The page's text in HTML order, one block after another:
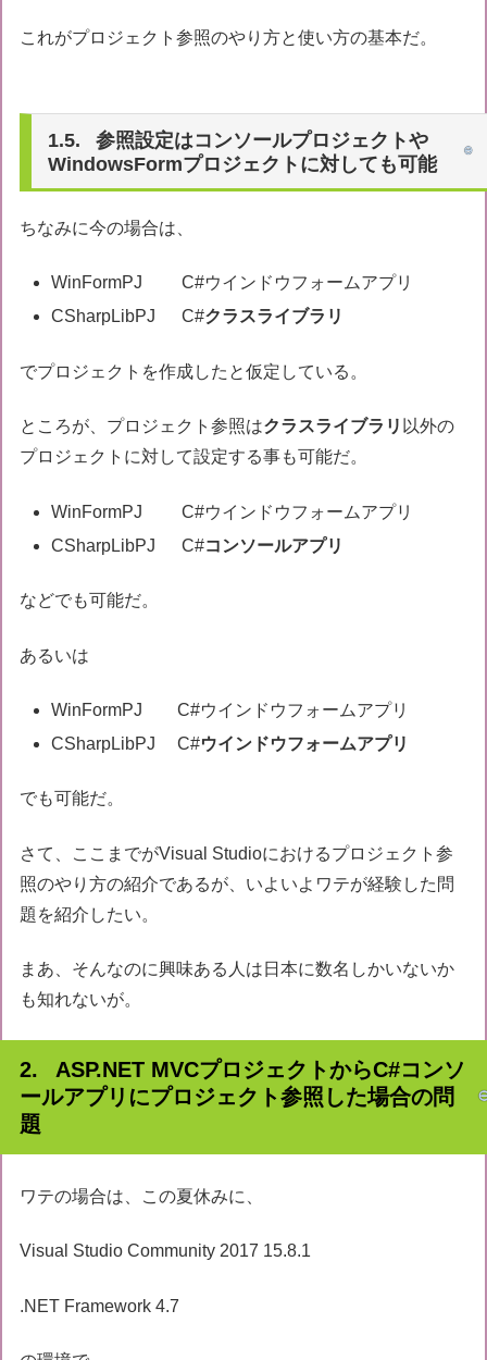
これがプロジェクト参照のやり方と使い方の基本だ。
参照設定はコンソールプロジェクトや
WindowsFormプロジェクトに対しても可能
ちなみに今の場合は、
WinFormPJ C#ウインドウフォームアプリ
CSharpLibPJ C#クラスライブラリ
でプロジェクトを作成したと仮定している。
ところが、プロジェクト参照はクラスライブラリ 以外の
プロジェクトに対して設定する事も可能だ。
WinFormPJ C#ウインドウフォームアプリ
CSharpLibPJ C#コンソールアプリ
などでも可能だ。
あるいは
WinFormPJ C#ウインドウフォームアプリ
CSharpLibPJ C#ウインドウフォームアプリ
でも可能だ。
さて、ここまでがVisual Studioにおけるプロジェクト参
照のやり方の紹介であるが、いよいよワテが経験した問
題を紹介したい。
まあ、そんなのに興味ある人は日本に数名しかいないか
も知れないが。
ASP.NET MVCプロジェクトからC#コンソ
ールアプリにプロジェクト参照した場合の問
題
ワテの場合は、この夏休みに、
Visual Studio Community 2017 15.8.1
.NET Framework 4.7